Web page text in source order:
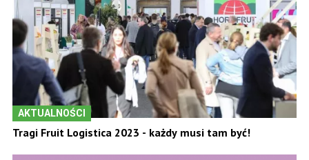
AKTUALNOŚCI
Tragi Fruit Logistica 2023 - każdy musi tam być!